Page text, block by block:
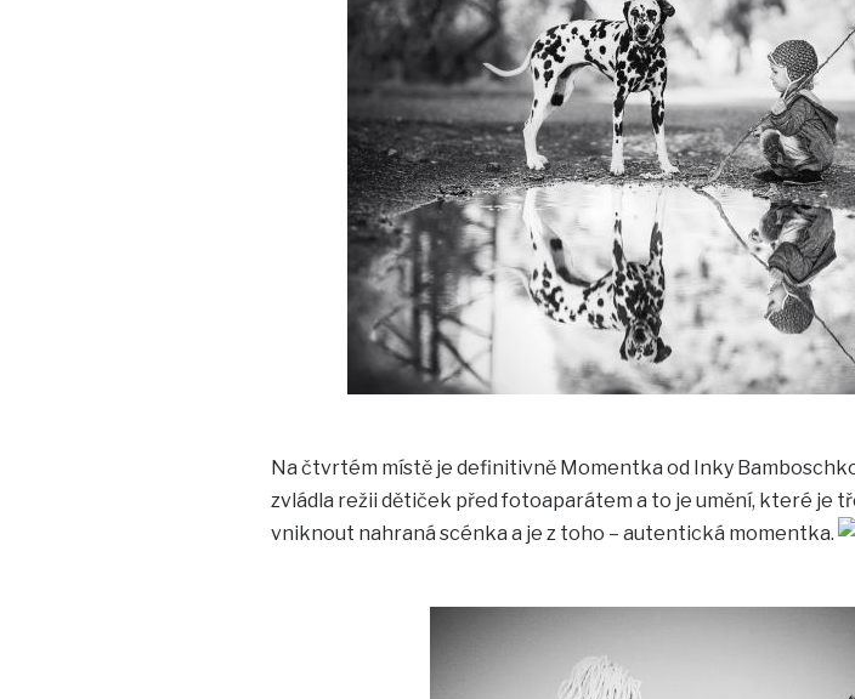
Na čtvrtém místě je definitivně Momentka od Inky
zvládla režii dětiček před fotoaparátem a to je umění, které je
vniknout nahraná scénka a je z toho – autentická momentka.